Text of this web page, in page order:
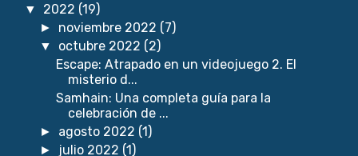
▼ 2022 (19)
► noviembre 2022 (7)
▼ octubre 2022 (2)
Escape: Atrapado en un videojuego 2. El
misterio d...
Samhain: Una completa guía para la
celebración de ...
► agosto 2022 (1)
► julio 2022 (1)